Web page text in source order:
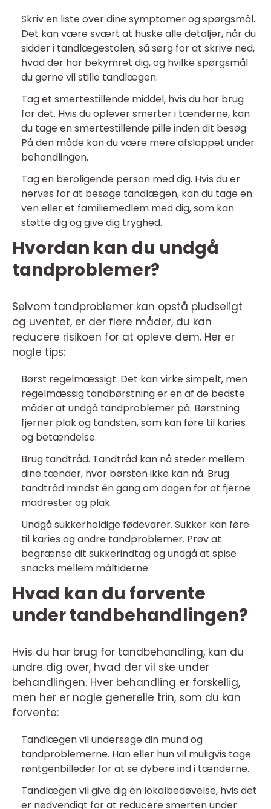
Skriv en liste over dine symptomer og spørgsmål.
Det kan være svært at huske alle detaljer, når du
sidder i tandlægestolen, så sørg for at skrive ned,
hvad der har bekymret dig, og hvilke spørgsmål
du gerne vil stille tandlægen.
Tag et smertestillende middel, hvis du har brug
for det. Hvis du oplever smerter i tænderne, kan
du tage en smertestillende pille inden dit besøg.
På den måde kan du være mere afslappet under
behandlingen.
Tag en beroligende person med dig. Hvis du er
nervøs for at besøge tandlægen, kan du tage en
ven eller et familiemedlem med dig, som kan
støtte dig og give dig tryghed.
Hvordan kan du undgå
tandproblemer?
Selvom tandproblemer kan opstå pludseligt
og uventet, er der flere måder, du kan
reducere risikoen for at opleve dem. Her er
nogle tips:
Børst regelmæssigt. Det kan virke simpelt, men
regelmæssig tandbørstning er en af ​​de bedste
måder at undgå tandproblemer på. Børstning
fjerner plak og tandsten, som kan føre til karies
og betændelse.
Brug tandtråd. Tandtråd kan nå steder mellem
dine tænder, hvor børsten ikke kan nå. Brug
tandtråd mindst én gang om dagen for at fjerne
madrester og plak.
Undgå sukkerholdige fødevarer. Sukker kan føre
til karies og andre tandproblemer. Prøv at
begrænse dit sukkerindtag og undgå at spise
snacks mellem måltiderne.
Hvad kan du forvente
under tandbehandlingen?
Hvis du har brug for tandbehandling, kan du
undre dig over, hvad der vil ske under
behandlingen. Hver behandling er forskellig,
men her er nogle generelle trin, som du kan
forvente:
Tandlægen vil undersøge din mund og
tandproblemerne. Han eller hun vil muligvis tage
røntgenbilleder for at se dybere ind i tænderne.
Tandlægen vil give dig en lokalbedøvelse, hvis det
er nødvendigt for at reducere smerten under